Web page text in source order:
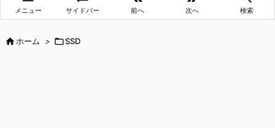
メニュー サイドバー 前へ 次へ 検索
ホーム > SSD